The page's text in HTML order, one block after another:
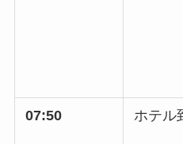
07:50 ホテル